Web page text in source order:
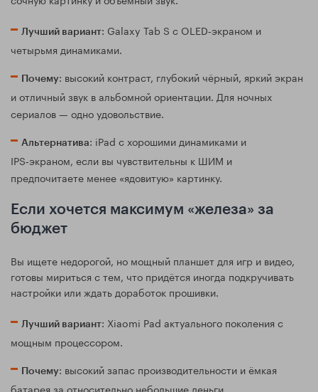
Лучший вариант: Galaxy Tab S с OLED‑экраном и
четырьмя динамиками.
Почему: высокий контраст, глубокий чёрный, яркий экран
и отличный звук в альбомной ориентации. Для ночных
сериалов — одно удовольствие.
Альтернатива: iPad с хорошими динамиками и
IPS‑экраном, если вы чувствительны к ШИМ и
предпочитаете менее «ядовитую» картинку.
Если хочется максимум «железа» за
бюджет
Вы ищете недорогой, но мощный планшет для игр и видео,
готовы мириться с тем, что придётся иногда подкручивать
настройки или ждать доработок прошивки.
Лучший вариант: Xiaomi Pad актуального поколения с
мощным процессором.
Почему: высокий запас производительности и ёмкая
батарея за относительно небольшие деньги.